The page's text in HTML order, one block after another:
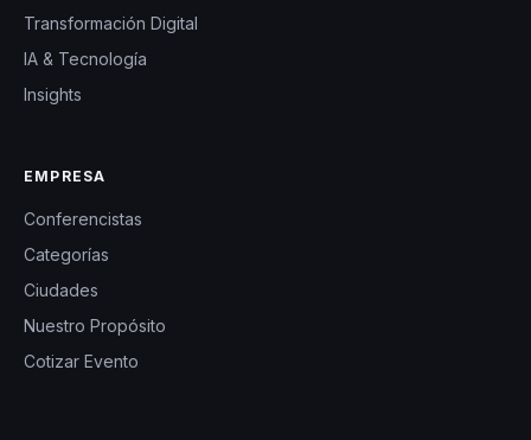
Transformación Digital
IA & Tecnología
Insights
EMPRESA
Conferencistas
Categorías
Ciudades
Nuestro Propósito
Cotizar Evento